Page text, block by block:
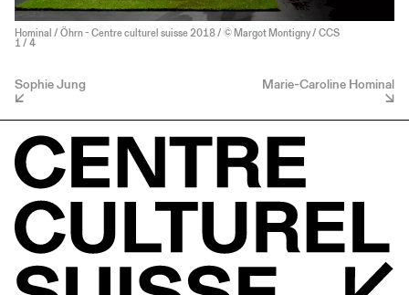
Hominal / Öhrn - Centre culturel suisse 2018 / © Margot Montigny / CCS
1 / 4
Sophie Jung Marie-Caroline Hominal